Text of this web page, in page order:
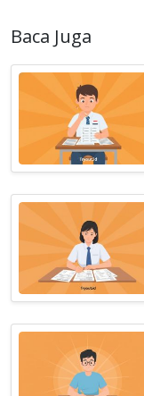
Baca Juga